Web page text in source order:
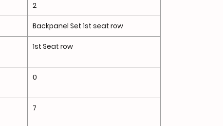
2
Backpanel Set 1st seat row
1st Seat row
0
7